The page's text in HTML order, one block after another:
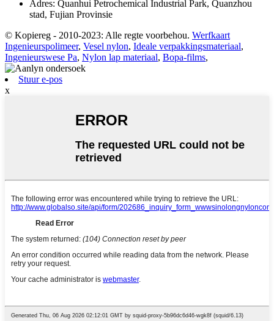
Adres: Quanhui Petrochemical Industrial Park, Quanzhou
stad, Fujian Provinsie
© Kopiereg - 2010-2023: Alle regte voorbehou. Werfkaart
Ingenieurspolimeer, Vesel nylon, Ideale verpakkingsmateriaal,
Ingenieurswese Pa, Nylon lap materiaal, Bopa-films,
Stuur e-pos
x